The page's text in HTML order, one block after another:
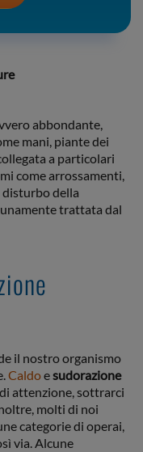
abbondante,
mani, piante dei
a particolari
come arrossamenti,
della
trattata dal
il nostro organismo
Caldoesudorazione
attenzione, sottrarci
molti di noi
categorie di operai,
via. Alcune